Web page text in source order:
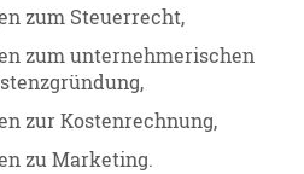
zum Steuerrecht,
zum unternehmerischen
zur Kostenrechnung,
zu Marketing.